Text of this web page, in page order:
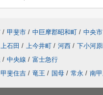
/ 甲斐市 / 中巨摩郡昭和町 / 中央市
上石田 / 上今井町 / 河西 / 下小河
/ 中央線 / 富士急行
甲斐住吉 / 竜王 / 国母 / 常永 / 南